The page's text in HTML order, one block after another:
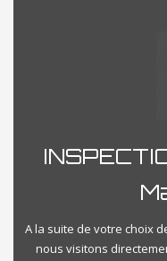
A la suite de votre choix
nous visitons